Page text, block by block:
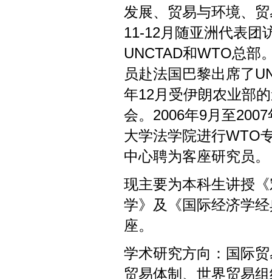
发展、贸易与环境、
11-12月随亚洲代表团
UNCTAD和WTO总部
员赴法国巴黎出席了
年12月受伊朗农业部
会。2006年9月至
大学法学院进行WTO
中心聘为客座研究员。
现主要为本科生讲授
学》及《国际经济学
座。
学术研究方向：国际
贸易体制、世界贸易